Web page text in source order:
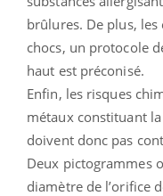
brûlures. De plus,
chocs, un protocole
haut est préconisé.
Enfin, les risques
métaux constituant
doivent donc pas
Deux pictogrammes
diamètre de l’orifice